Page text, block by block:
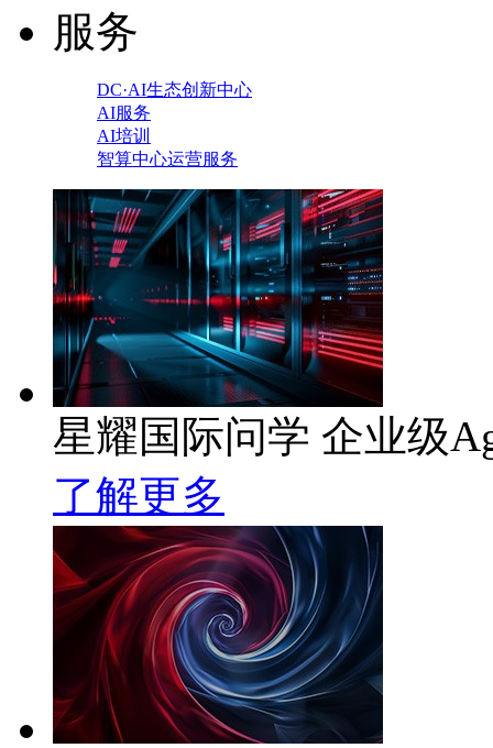
服务
DC·AI生态创新中心
AI服务
AI培训
智算中心运营服务
星耀国际问学 企业级
了解更多